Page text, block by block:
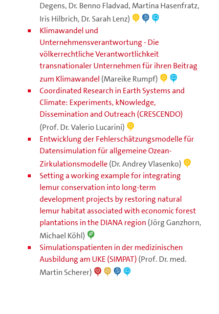
Degens, Dr. Benno Fladvad, Martina Hasenfratz,
Iris Hilbrich, Dr. Sarah Lenz)
Klimawandel und
Unternehmensverantwortung - Die
völkerrechtliche Verantwortlichkeit
transnationaler Unternehmen für ihren Beitrag
zum Klimawandel (Mareike Rumpf)
Coordinated Research in Earth Systems and
Climate: Experiments, kNowledge,
Dissemination and Outreach (CRESCENDO)
(Prof. Dr. Valerio Lucarini)
Entwicklung der Fehlerschätzungsmodelle für
Datensimulation für allgemeine Ozean-
Zirkulationsmodelle(Dr. Andrey Vlasenko)
Setting a working example for integrating
lemur conservation into long-term
development projects by restoring natural
lemur habitat associated with economic forest
plantations in the DIANA region (Jörg Ganzhorn,
Michael Köhl)
Simulationspatienten in der medizinischen
Ausbildung am UKE (SIMPAT) (Prof. Dr. med.
Martin Scherer)